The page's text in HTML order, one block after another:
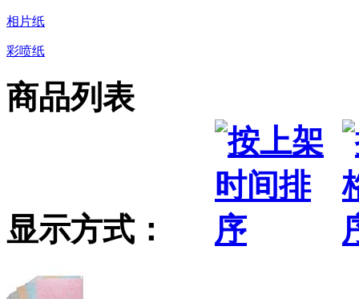
相片纸
彩喷纸
商品列表
显示方式：